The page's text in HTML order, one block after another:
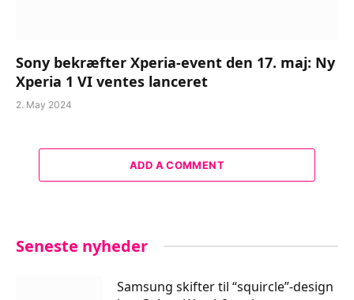
Sony bekræfter Xperia-event den 17. maj: Ny
Xperia 1 VI ventes lanceret
2. May 2024
ADD A COMMENT
Seneste nyheder
Samsung skifter til “squircle”-design